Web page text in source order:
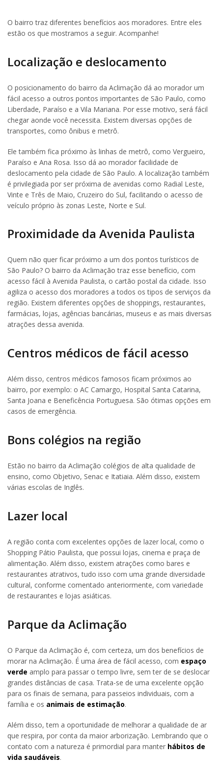
O bairro traz diferentes benefícios aos moradores. Entre eles
estão os que mostramos a seguir. Acompanhe!
Localização e deslocamento
O posicionamento do bairro da Aclimação dá ao morador um
fácil acesso a outros pontos importantes de São Paulo, como
Liberdade, Paraíso e a Vila Mariana. Por esse motivo, será fácil
chegar aonde você necessita. Existem diversas opções de
transportes, como ônibus e metrô.
Ele também fica próximo às linhas de metrô, como Vergueiro,
Paraíso e Ana Rosa. Isso dá ao morador facilidade de
deslocamento pela cidade de São Paulo. A localização também
é privilegiada por ser próxima de avenidas como Radial Leste,
Vinte e Três de Maio, Cruzeiro do Sul, facilitando o acesso de
veículo próprio às zonas Leste, Norte e Sul.
Proximidade da Avenida Paulista
Quem não quer ficar próximo a um dos pontos turísticos de
São Paulo? O bairro da Aclimação traz esse benefício, com
acesso fácil à Avenida Paulista, o cartão postal da cidade. Isso
agiliza o acesso dos moradores a todos os tipos de serviços da
região. Existem diferentes opções de shoppings, restaurantes,
farmácias, lojas, agências bancárias, museus e as mais diversas
atrações dessa avenida.
Centros médicos de fácil acesso
Além disso, centros médicos famosos ficam próximos ao
bairro, por exemplo: o AC Camargo, Hospital Santa Catarina,
Santa Joana e Beneficência Portuguesa. São ótimas opções em
casos de emergência.
Bons colégios na região
Estão no bairro da Aclimação colégios de alta qualidade de
ensino, como Objetivo, Senac e Itatiaia. Além disso, existem
várias escolas de Inglês.
Lazer local
A região conta com excelentes opções de lazer local, como o
Shopping Pátio Paulista, que possui lojas, cinema e praça de
alimentação. Além disso, existem atrações como bares e
restaurantes atrativos, tudo isso com uma grande diversidade
cultural, conforme comentado anteriormente, com variedade
de restaurantes e lojas asiáticas.
Parque da Aclimação
O Parque da Aclimação é, com certeza, um dos benefícios de
morar na Aclimação. É uma área de fácil acesso, com espaço
verde amplo para passar o tempo livre, sem ter de se deslocar
grandes distâncias de casa. Trata-se de uma excelente opção
para os finais de semana, para passeios individuais, com a
família e os animais de estimação.
Além disso, tem a oportunidade de melhorar a qualidade de ar
que respira, por conta da maior arborização. Lembrando que o
contato com a natureza é primordial para manter hábitos de
vida saudáveis.